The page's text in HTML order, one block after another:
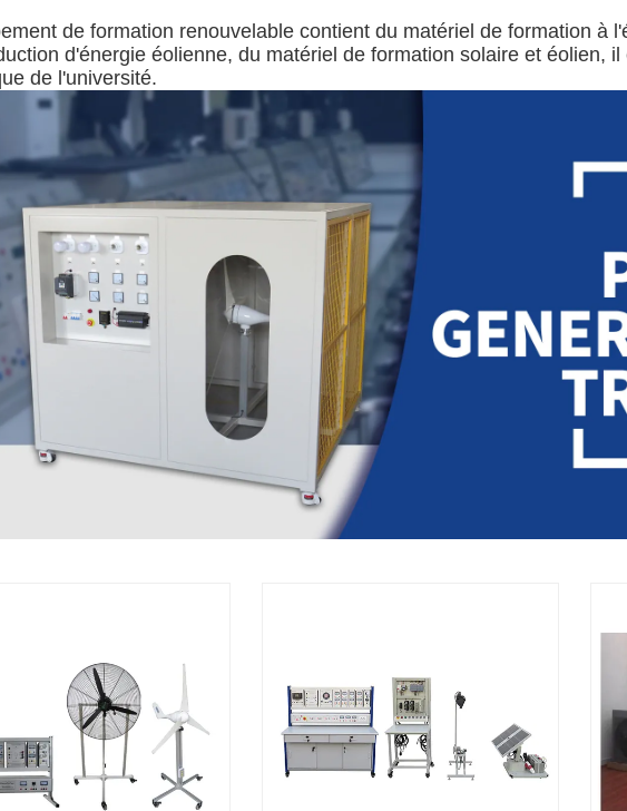
de formation renouvelable contient du matériel de formation à
d'énergie éolienne, du matériel de formation solaire et éolien,
de l'université.